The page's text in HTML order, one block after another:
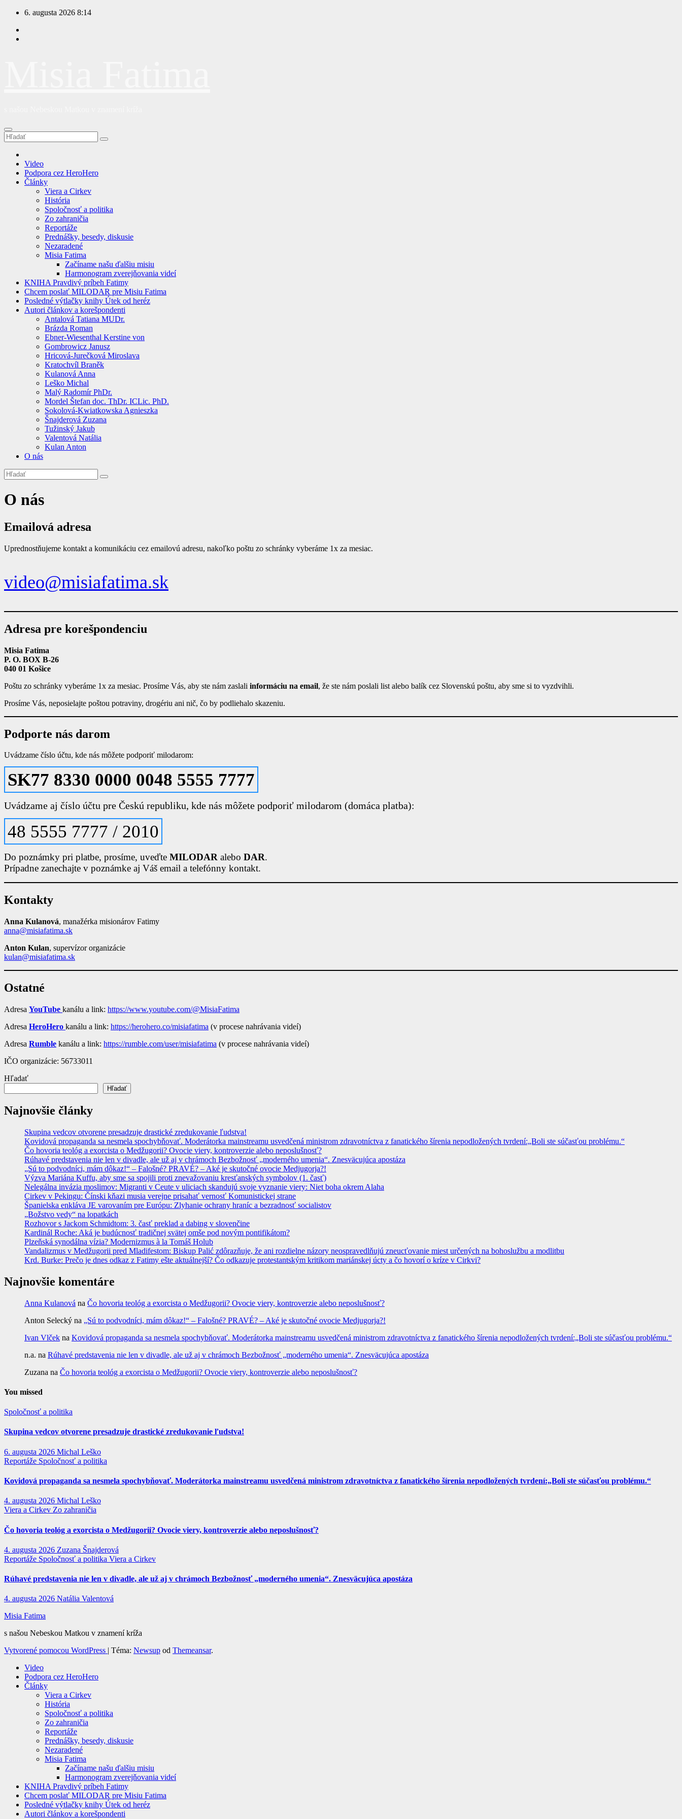
Prejsť
obsah
6. augusta 2026 8:14
Video
Podpora cez HeroHero
Články
Viera a Cirkev
História
Spoločnosť a politika
Zo zahraničia
Reportáže
Prednášky, besedy, diskusie
Nezaradené
Misia Fatima
Začíname našu ďalšiu misiu
Harmonogram zverejňovania videí
KNIHA Pravdivý príbeh Fatimy
Chcem poslať MILODAR pre Misiu Fatima
Posledné výtlačky knihy Útek od heréz
Autori článkov a korešpondenti
Antalová Tatiana MUDr.
Brázda Roman
Ebner-Wiesenthal Kerstine von
Gombrowicz Janusz
Hricová-Jurečková Miroslava
Kratochvíl Braněk
Kulanová Anna
Leško Michal
Malý Radomír PhDr.
Mordel Štefan doc. ThDr. ICLic. PhD.
Sokolová-Kwiatkowska Agnieszka
Šnajderová Zuzana
Tužinský Jakub
Valentová Natália
Kulan Anton
O nás
O nás
Emailová adresa
Uprednostňujeme kontakt a komunikáciu cez emailovú adresu, nakoľko poštu zo schránky vyberáme 1x za mesiac.
video@misiafatima.sk
Adresa pre korešpondenciu
Misia Fatima
P. O. BOX B-26
040 01 Košice
Poštu zo schránky vyberáme 1x za mesiac. Prosíme Vás, aby ste nám zaslali informáciu na email, že ste nám poslali list alebo balík cez Slovenskú poštu, aby sme si to vyzdvihli.
Prosíme Vás, neposielajte poštou potraviny, drogériu ani nič, čo by podliehalo skazeniu.
Podporte nás darom
Uvádzame číslo účtu, kde nás môžete podporiť milodarom:
SK77 8330 0000 0048 5555 7777
Uvádzame aj číslo účtu pre Českú republiku, kde nás môžete podporiť milodarom (domáca platba):
48 5555 7777 / 2010
Do poznámky pri platbe, prosíme, uveďte MILODAR alebo DAR.
Prípadne zanechajte v poznámke aj Váš email a telefónny kontakt.
Kontakty
Anna Kulanová, manažérka misionárov Fatimy
anna@misiafatima.sk
Anton Kulan, supervízor organizácie
kulan@misiafatima.sk
Ostatné
Adresa YouTube kanálu a link: https://www.youtube.com/@MisiaFatima
Adresa HeroHero kanálu a link: https://herohero.co/misiafatima (v procese nahrávania videí)
Adresa Rumble kanálu a link: https://rumble.com/user/misiafatima (v procese nahrávania videí)
IČO organizácie: 56733011
Hľadať
Hľadať
Najnovšie články
Skupina vedcov otvorene presadzuje drastické zredukovanie ľudstva!
Kovidová propaganda sa nesmela spochybňovať. Moderátorka mainstreamu usvedčená ministrom zdravotníctva z fanatického šírenia nepodložených tvrdení:„Boli ste súčasťou problému.“
Čo hovoria teológ a exorcista o Medžugorii? Ovocie viery, kontroverzie alebo neposlušnosť?
Rúhavé predstavenia nie len v divadle, ale už aj v chrámoch Bezbožnosť „moderného umenia“. Znesväcujúca apostáza
„Sú to podvodníci, mám dôkaz!“ – Falošné? PRAVÉ? – Aké je skutočné ovocie Medjugorja?!
Výzva Mariána Kuffu, aby sme sa spojili proti znevažovaniu kresťanských symbolov (1. časť)
Nelegálna invázia moslimov: Migranti v Ceute v uliciach skandujú svoje vyznanie viery: Niet boha okrem Alaha
Cirkev v Pekingu: Čínski kňazi musia verejne prisahať vernosť Komunistickej strane
Španielska enkláva JE varovaním pre Európu: Zlyhanie ochrany hraníc a bezradnosť socialistov
„Božstvo vedy“ na lopatkách
Rozhovor s Jackom Schmidtom: 3. časť preklad a dabing v slovenčine
Kardinál Roche: Aká je budúcnosť tradičnej svätej omše pod novým pontifikátom?
Plzeňská synodálna vízia? Modernizmus à la Tomáš Holub
Vandalizmus v Medžugorii pred Mladifestom: Biskup Palić zdôrazňuje, že ani rozdielne názory neospravedlňujú zneucťovanie miest určených na bohoslužbu a modlitbu
Krd. Burke: Prečo je dnes odkaz z Fatimy ešte aktuálnejší? Čo odkazuje protestantským kritikom mariánskej úcty a čo hovorí o kríze v Cirkvi?
Najnovšie komentáre
Anna Kulanová na Čo hovoria teológ a exorcista o Medžugorii? Ovocie viery, kontroverzie alebo neposlušnosť?
Anton Selecký na „Sú to podvodníci, mám dôkaz!“ – Falošné? PRAVÉ? – Aké je skutočné ovocie Medjugorja?!
Ivan Vlček na Kovidová propaganda sa nesmela spochybňovať. Moderátorka mainstreamu usvedčená ministrom zdravotníctva z fanatického šírenia nepodložených tvrdení:„Boli ste súčasťou problému.“
n.a. na Rúhavé predstavenia nie len v divadle, ale už aj v chrámoch Bezbožnosť „moderného umenia“. Znesväcujúca apostáza
Zuzana na Čo hovoria teológ a exorcista o Medžugorii? Ovocie viery, kontroverzie alebo neposlušnosť?
You missed
Spoločnosť a politika
Skupina vedcov otvorene presadzuje drastické zredukovanie ľudstva!
6. augusta 2026 Michal Leško
Reportáže Spoločnosť a politika
Kovidová propaganda sa nesmela spochybňovať. Moderátorka mainstreamu usvedčená ministrom zdravotníctva z fanatického šírenia nepodložených tvrdení:„Boli ste súčasťou problému.“
4. augusta 2026 Michal Leško
Viera a Cirkev Zo zahraničia
Čo hovoria teológ a exorcista o Medžugorii? Ovocie viery, kontroverzie alebo neposlušnosť?
4. augusta 2026 Zuzana Šnajderová
Reportáže Spoločnosť a politika Viera a Cirkev
Rúhavé predstavenia nie len v divadle, ale už aj v chrámoch Bezbožnosť „moderného umenia“. Znesväcujúca apostáza
4. augusta 2026 Natália Valentová
Misia Fatima
s našou Nebeskou Matkou v znamení kríža
Vytvorené pomocou WordPress | Téma: Newsup od Themeansar.
Video
Podpora cez HeroHero
Články
Viera a Cirkev
História
Spoločnosť a politika
Zo zahraničia
Reportáže
Prednášky, besedy, diskusie
Nezaradené
Misia Fatima
Začíname našu ďalšiu misiu
Harmonogram zverejňovania videí
KNIHA Pravdivý príbeh Fatimy
Chcem poslať MILODAR pre Misiu Fatima
Posledné výtlačky knihy Útek od heréz
Autori článkov a korešpondenti